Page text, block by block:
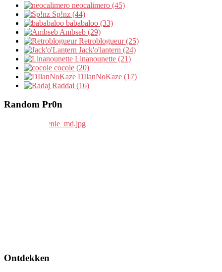
neocalimero (45)
Sp!nz (44)
bababaloo (33)
Ambseb (29)
Retroblogueur (25)
Jack'o'lantern (24)
Linanounette (21)
cocole (20)
DIlanNoKaze (17)
Raddai (16)
Random Pr0n
Ontdekken